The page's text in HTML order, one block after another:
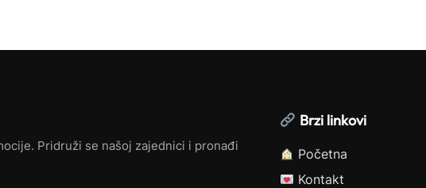
Pridruži se našoj zajednici i pronađi
Brzi linkovi
Početna
Kontakt